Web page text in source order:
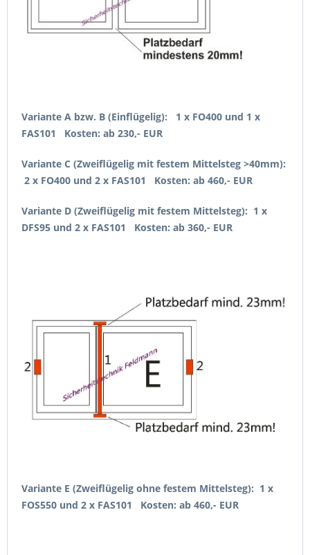
Variante A bzw. B (Einflügelig): 1 x FO400 und 1 x
FAS101
Kosten: ab 230,- EUR
Variante C (Zweiflügelig mit festem Mittelsteg >40mm):
2 x FO400 und 2 x FAS101
Kosten: ab 460,- EUR
Variante D (Zweiflügelig mit festem Mittelsteg): 1 x
DFS95 und 2 x FAS101 Kosten: ab 360,- EUR
Variante E (Zweiflügelig ohne festem Mittelsteg): 1 x
FOS550 und 2 x FAS101 Kosten: ab 460,- EUR